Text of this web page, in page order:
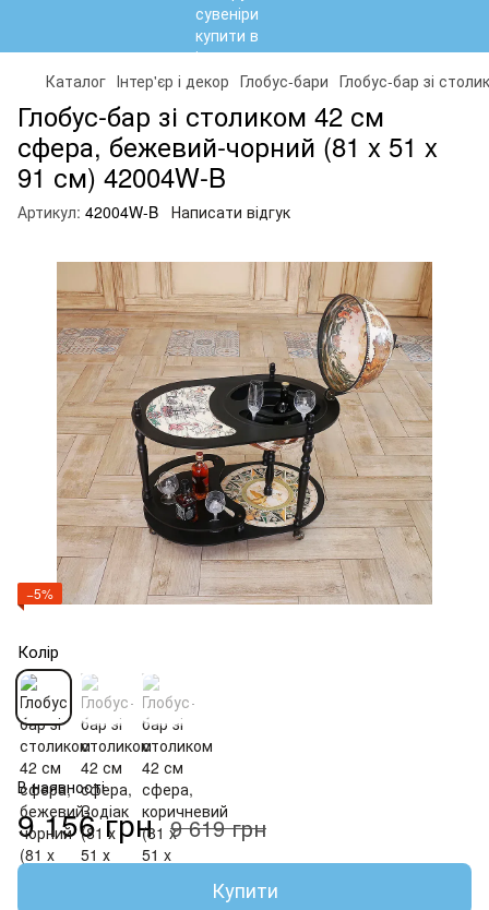
Каталог Інтер'єр і декор Глобус-бари Глобус-бар зі
Глобус-бар зі столиком 42 см
сфера, бежевий-чорний (81 x 51 x
91 см) 42004W-B
Артикул: 42004W-B Написати відгук
−5%
Колір
В наявності
9 156 грн 9 619 грн
Купити